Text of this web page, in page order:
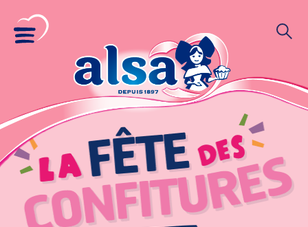
fête
des
confitures